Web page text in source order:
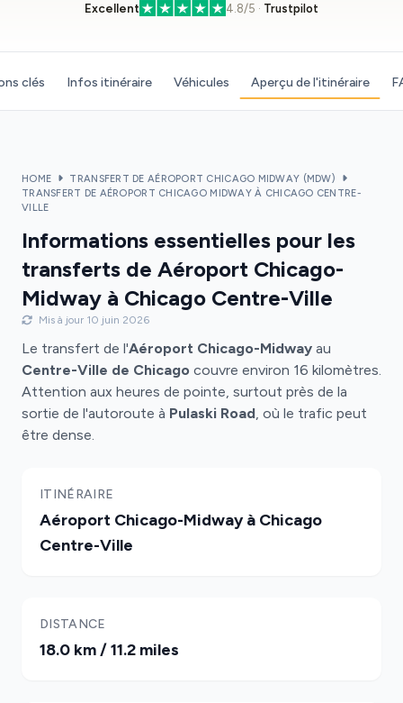
Excellent 4.8/5 · Trustpilot
clés Infos itinéraire Véhicules Aperçu de l'itinéraire
HOME
TRANSFERT DE AÉROPORT CHICAGO MIDWAY (MDW)
TRANSFERT DE AÉROPORT CHICAGO MIDWAY À CHICAGO CENTRE-
VILLE
Informations essentielles pour les
transferts de Aéroport Chicago-
Midway à Chicago Centre-Ville
Mis à jour 10 juin 2026
Le transfert de l'Aéroport Chicago-Midway au
Centre-Ville de Chicago couvre environ 16 kilomètres.
Attention aux heures de pointe, surtout près de la
sortie de l'autoroute à Pulaski Road, où le trafic peut
être dense.
ITINÉRAIRE
Aéroport Chicago-Midway à Chicago
Centre-Ville
DISTANCE
18.0 km / 11.2 miles